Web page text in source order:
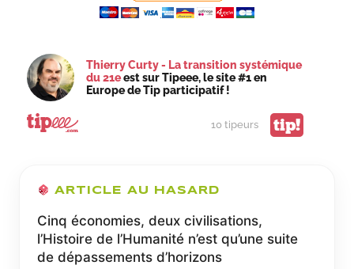
L’ENTREPRISE
PAR
DÉMOCRATIQUEMENT.
Thierry Curty - La transition systémique
du 21eest sur Tipeee, le site #1 en
Europe de Tip participatif !
10 tipeurs tip!
ARTICLE AU HASARD
Cinq économies, deux civilisations,
l’Histoire de l’Humanité n’est qu’une suite
de dépassements d’horizons